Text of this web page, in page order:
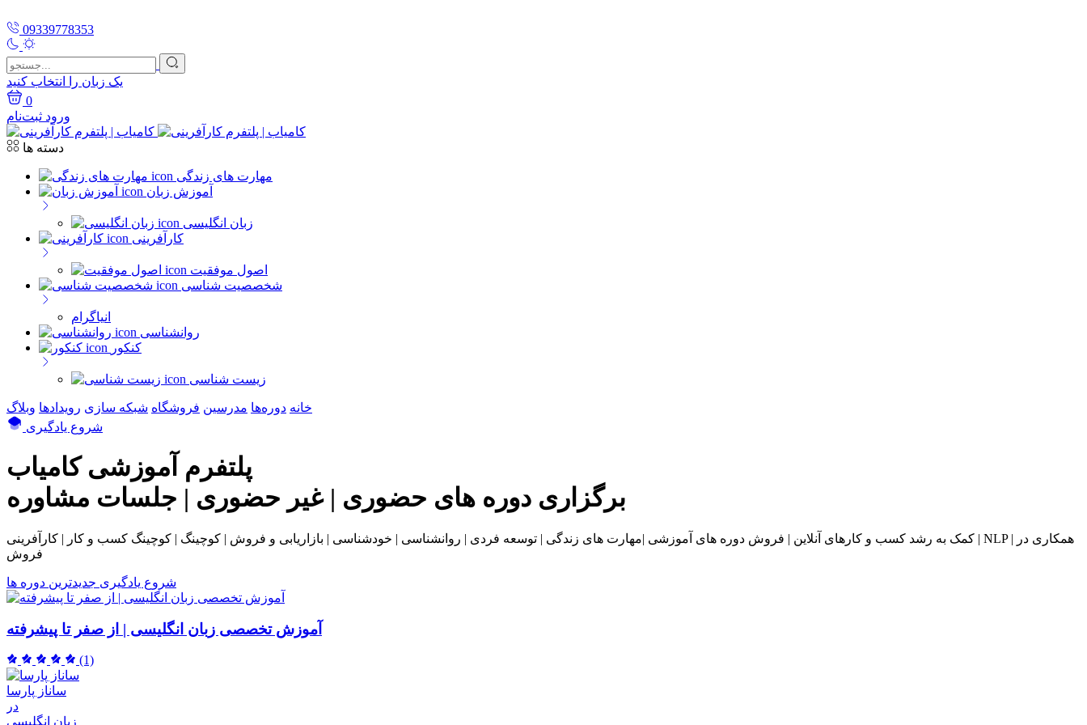
09339778353
یک زبان را انتخاب کنید
0
ورود ثبت‌نام
دسته ها
مهارت های زندگی
آموزش زبان
زبان انگلیسی
کارآفرینی
اصول موفقیت
شخصصیت شناسی
انیاگرام
روانشناسی
کنکور
زیست شناسی
خانه دوره‌ها مدرسین فروشگاه شبکه سازی رویداد‌ها وبلاگ
شروع یادگیری
پلتفرم آموزشی کامیاب
برگزاری دوره های حضوری | غیر حضوری | جلسات مشاوره
کمک به رشد کسب و کارهای آنلاین | فروش دوره های آموزشی |مهارت های زندگی | توسعه فردی | روانشناسی | خودشناسی | بازاریابی و فروش | کوچینگ | کوچینگ کسب و کار | کارآفرینی | NLP | همکاری در
فروش
شروع یادگیری جدیدترین دوره ها
آموزش تخصصی زبان انگلیسی | از صفر تا پیشرفته
(1)
ساناز پارسا
در
زبان انگلیسی